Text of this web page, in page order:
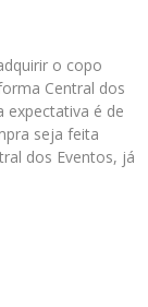
o copo
Central dos
expectativa é de
seja feita
dos Eventos, já